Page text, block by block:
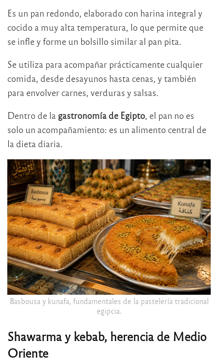
Es un pan redondo, elaborado con harina integral y
cocido a muy alta temperatura, lo que permite que
se infle y forme un bolsillo similar al pan pita.
Se utiliza para acompañar prácticamente cualquier
comida, desde desayunos hasta cenas, y también
para envolver carnes, verduras y salsas.
Dentro de la gastronomía de Egipto, el pan no es
solo un acompañamiento: es un alimento central de
la dieta diaria.
Basbousa y kunafa, fundamentales de la pastelería tradicional
egipcia.
Shawarma y kebab, herencia de Medio
Oriente